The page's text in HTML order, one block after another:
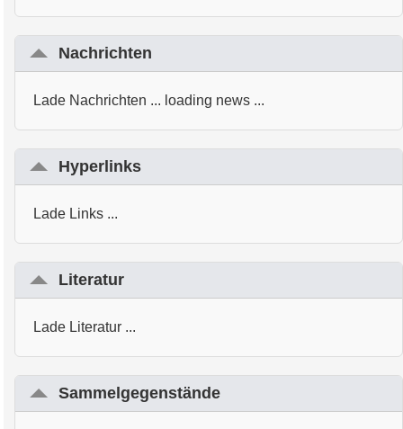
Nachrichten
Lade Nachrichten ... loading news ...
Hyperlinks
Lade Links ...
Literatur
Lade Literatur ...
Sammelgegenstände